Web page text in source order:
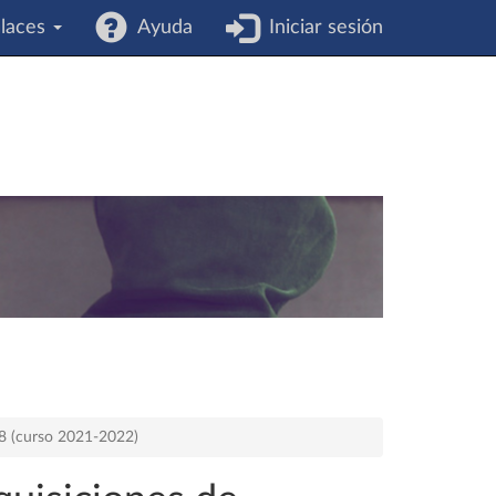
Ayuda Iniciar sesión
(curso 2021-2022)